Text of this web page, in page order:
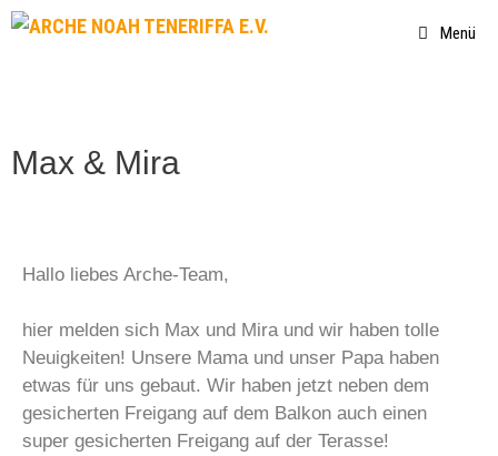
Menü
Max & Mira
Hallo liebes Arche-Team,
hier melden sich Max und Mira und wir haben tolle
Neuigkeiten! Unsere Mama und unser Papa haben
etwas für uns gebaut. Wir haben jetzt neben dem
gesicherten Freigang auf dem Balkon auch einen
super gesicherten Freigang auf der Terasse!